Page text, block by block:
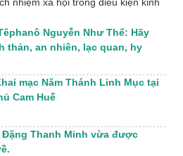
Nguyễn Như Thể: Hãy
thản, an nhiên, lạc quan, hy
mạc Năm Thánh Linh Mục tại
Cam Huế
Đặng Thanh Minh vừa được